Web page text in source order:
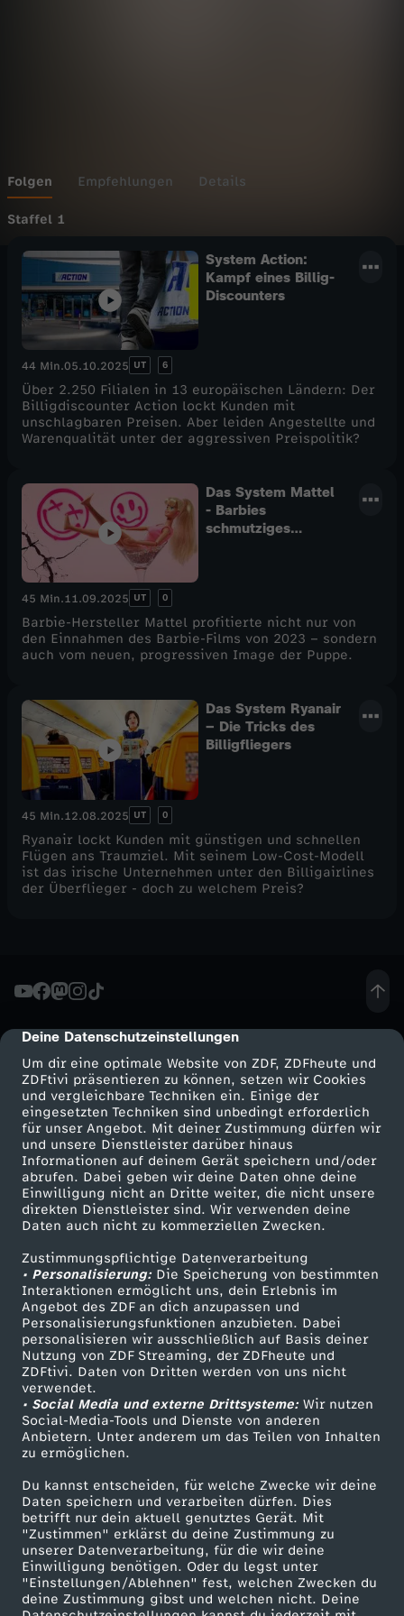
cmp-dialog-description
Deine Datenschutzeinstellungen
Um dir eine optimale Website von ZDF, ZDFheute und
ZDFtivi präsentieren zu können, setzen wir Cookies
und vergleichbare Techniken ein. Einige der
eingesetzten Techniken sind unbedingt erforderlich
für unser Angebot. Mit deiner Zustimmung dürfen wir
und unsere Dienstleister darüber hinaus
Informationen auf deinem Gerät speichern und/oder
abrufen. Dabei geben wir deine Daten ohne deine
Einwilligung nicht an Dritte weiter, die nicht unsere
direkten Dienstleister sind. Wir verwenden deine
Daten auch nicht zu kommerziellen Zwecken.
Zustimmungspflichtige Datenverarbeitung
• Personalisierung:Die Speicherung von bestimmten
Interaktionen ermöglicht uns, dein Erlebnis im
Angebot des ZDF an dich anzupassen und
Personalisierungsfunktionen anzubieten. Dabei
personalisieren wir ausschließlich auf Basis deiner
Nutzung von ZDF Streaming, der ZDFheute und
ZDFtivi. Daten von Dritten werden von uns nicht
verwendet.
• Social Media und externe Drittsysteme:Wir nutzen
Social-Media-Tools und Dienste von anderen
Anbietern. Unter anderem um das Teilen von Inhalten
zu ermöglichen.
Du kannst entscheiden, für welche Zwecke wir deine
Daten speichern und verarbeiten dürfen. Dies
betrifft nur dein aktuell genutztes Gerät. Mit
"Zustimmen" erklärst du deine Zustimmung zu
unserer Datenverarbeitung, für die wir deine
Einwilligung benötigen. Oder du legst unter
"Einstellungen/Ablehnen" fest, welchen Zwecken du
deine Zustimmung gibst und welchen nicht. Deine
B
i
c
k
h
i
n
t
r
d
i
e
K
u
l
e
n
g
r
o
ß
e
r
M
a
r
k
e
Folgen Empfehlungen Details
Staffel 1
System Action:
Kampf eines Billig-
Discounters
44 Min.05.10.2025 UT 6
Über 2.250 Filialen in 13 europäischen Ländern: Der
Billigdiscounter Action lockt Kunden mit
unschlagbaren Preisen. Aber leiden Angestellte und
Warenqualität unter der aggressiven Preispolitik?
Das System Mattel
- Barbies
schmutziges
45 Min.11.09.2025 UT 0
Barbie-Hersteller Mattel profitierte nicht nur von
den Einnahmen des Barbie-Films von 2023 – sondern
auch vom neuen, progressiven Image der Puppe.
Das System Ryanair
– Die Tricks des
Billigfliegers
45 Min.12.08.2025 UT 0
Ryanair lockt Kunden mit günstigen und schnellen
Flügen ans Traumziel. Mit seinem Low-Cost-Modell
ist das irische Unternehmen unter den Billigairlines
der Überflieger - doch zu welchem Preis?
Mehr ZDF
ZDF-Apps
Smart TV
ZDFtext
Livestreams
Sendungen A-Z
TV-Programm
Service
ZDFmitreden
Kontakt zum ZDF
Tickets
Zuschauerservice
Hilfe
ZDF Unternehmen
Karriere
ZDF goes Schule
Werbefernsehen
Mainzelmännchen